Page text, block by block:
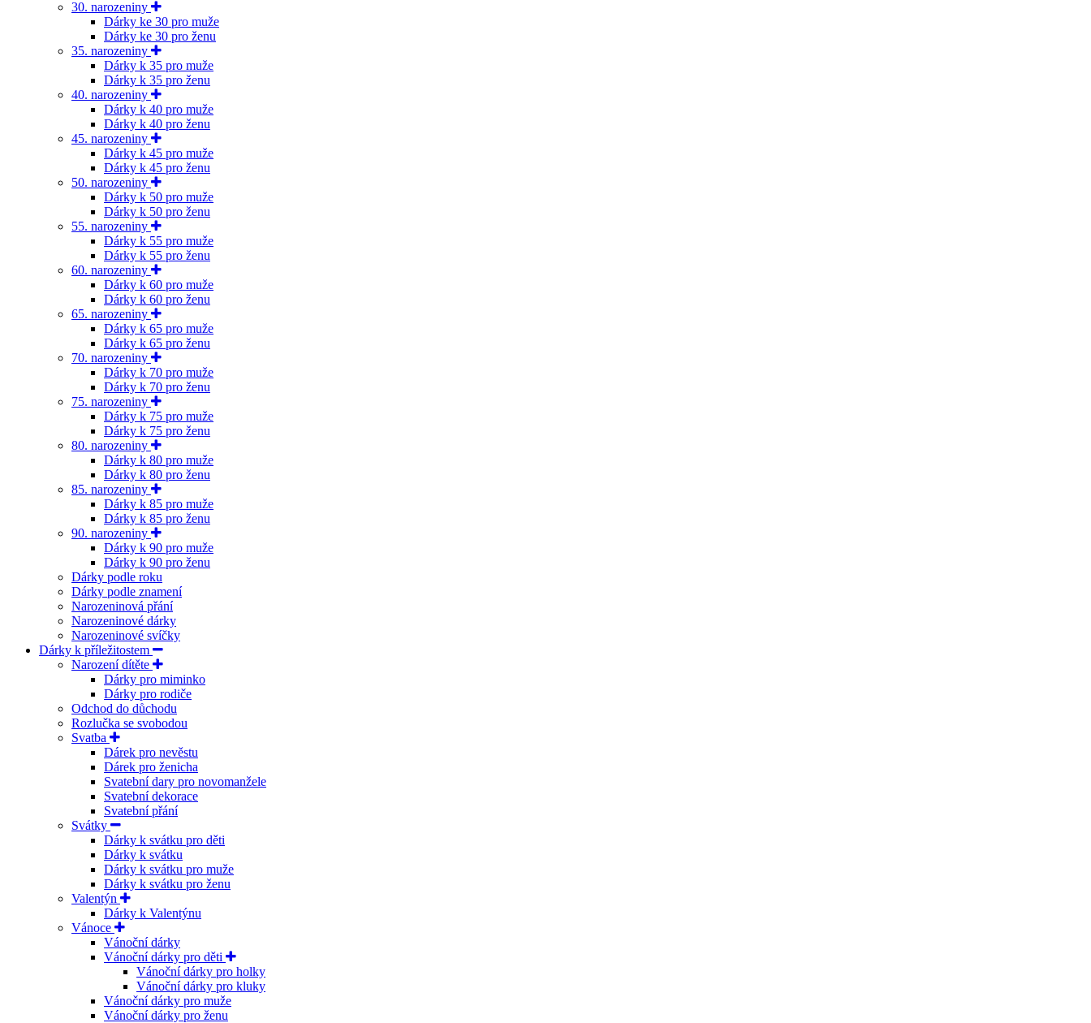
30. narozeniny
Dárky ke 30 pro muže
Dárky ke 30 pro ženu
35. narozeniny
Dárky k 35 pro muže
Dárky k 35 pro ženu
40. narozeniny
Dárky k 40 pro muže
Dárky k 40 pro ženu
45. narozeniny
Dárky k 45 pro muže
Dárky k 45 pro ženu
50. narozeniny
Dárky k 50 pro muže
Dárky k 50 pro ženu
55. narozeniny
Dárky k 55 pro muže
Dárky k 55 pro ženu
60. narozeniny
Dárky k 60 pro muže
Dárky k 60 pro ženu
65. narozeniny
Dárky k 65 pro muže
Dárky k 65 pro ženu
70. narozeniny
Dárky k 70 pro muže
Dárky k 70 pro ženu
75. narozeniny
Dárky k 75 pro muže
Dárky k 75 pro ženu
80. narozeniny
Dárky k 80 pro muže
Dárky k 80 pro ženu
85. narozeniny
Dárky k 85 pro muže
Dárky k 85 pro ženu
90. narozeniny
Dárky k 90 pro muže
Dárky k 90 pro ženu
Dárky podle roku
Dárky podle znamení
Narozeninová přání
Narozeninové dárky
Narozeninové svíčky
Dárky k příležitostem
Narození dítěte
Dárky pro miminko
Dárky pro rodiče
Odchod do důchodu
Rozlučka se svobodou
Svatba
Dárek pro nevěstu
Dárek pro ženicha
Svatební dary pro novomanžele
Svatební dekorace
Svatební přání
Svátky
Dárky k svátku pro děti
Dárky k svátku
Dárky k svátku pro muže
Dárky k svátku pro ženu
Valentýn
Dárky k Valentýnu
Vánoce
Vánoční dárky
Vánoční dárky pro děti
Vánoční dárky pro holky
Vánoční dárky pro kluky
Vánoční dárky pro muže
Vánoční dárky pro ženu